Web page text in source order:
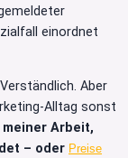
einordnet
Aber
Alltag sonst
Arbeit,
– oder Preise